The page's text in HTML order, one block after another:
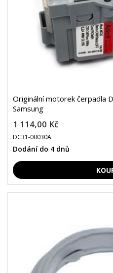
Originální motorek čerpadla
Samsung
1 114,00 Kč
DC31-00030A
Dodání do 4 dnů